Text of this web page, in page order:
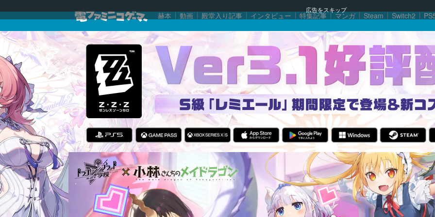
広告をスキップ
赫本 動画 殿堂入り記事 インタビュー 特集記事 マンガ Steam Switch2